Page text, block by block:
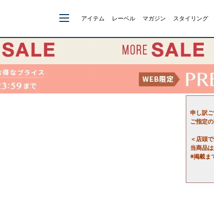
アイテム レーベル マガジン スタイリング
申し訳ご
ご指定
＜店頭
当商品
※掲載ま